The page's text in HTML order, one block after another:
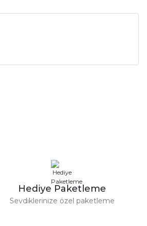
Hediye Paketleme
Sevdiklerinize özel paketleme